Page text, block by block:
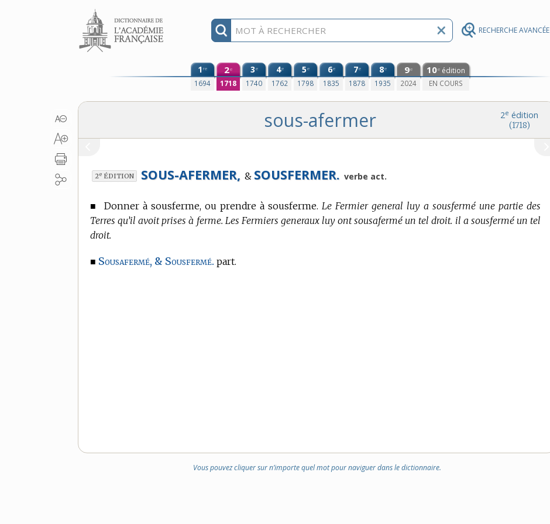
RECHERCHE AVANCÉE
Aller au contenu
1re
1694
2e
1718
3e
1740
4e
1762
5e
1798
6e
1835
7e
1878
8e
1935
9e
2024
10e édition
EN COURS
2e édition
(1718)
sous-afermer
2e ÉDITION SOUS-AFERMER, & SOUSFERMER. verbe act.
■Donner à sousferme, ou prendre à sousferme. Le Fermier general luy a sousfermé une partie des
Terres qu’il avoit prises à ferme. Les Fermiers generaux luy ont sousafermé un tel droit. il a sousfermé un tel
droit.
■ Sousafermé, & Sousfermé. part.
Vous pouvez cliquer sur n’importe quel mot pour naviguer dans le dictionnaire.